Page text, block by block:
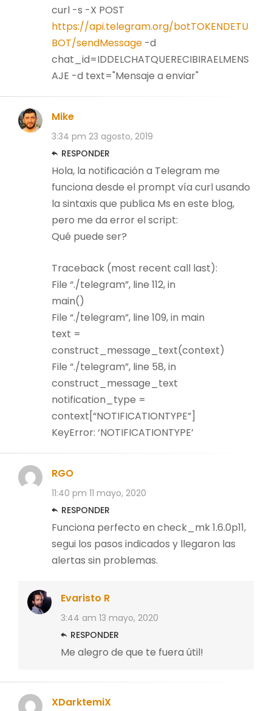
curl -s -X POST
https://api.telegram.org/botTOKENDETU
BOT/sendMessage -d
chat_id=IDDELCHATQUERECIBIRAELMENS
AJE -d text="Mensaje a enviar"
Mike
3:34 pm 23 agosto, 2019
RESPONDER
Hola, la notificación a Telegram me
funciona desde el prompt vía curl usando
la sintaxis que publica Ms en este blog,
pero me da error el script:
Qué puede ser?
Traceback (most recent call last):
File “./telegram”, line 112, in
main()
File “./telegram”, line 109, in main
text =
construct_message_text(context)
File “./telegram”, line 58, in
construct_message_text
notification_type =
context[“NOTIFICATIONTYPE”]
KeyError: ‘NOTIFICATIONTYPE’
RGO
11:40 pm 11 mayo, 2020
RESPONDER
Funciona perfecto en check_mk 1.6.0p11,
segui los pasos indicados y llegaron las
alertas sin problemas.
Evaristo R
3:44 am 13 mayo, 2020
RESPONDER
Me alegro de que te fuera útil!
XDarktemiX